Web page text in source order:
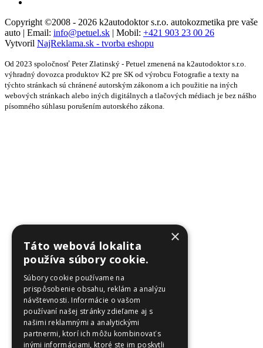
Copyright ©2008 - 2026 k2autodoktor s.r.o. autokozmetika pre vaše
auto | Email: info@petuel.sk | Mobil: +421 903 23 00 26
Vytvoril NajReklama.sk - tvorba eshopu
Od 2023 spoločnosť Peter Zlatinský - Petuel zmenená na k2autodoktor s.r.o.
výhradný dovozca produktov K2 pre SK od výrobcu Fotografie a texty na
týchto stránkach sú chránené autorským zákonom a ich použitie na iných
webových stránkach alebo iných digitálnych a tlačových médiach je bez nášho
písomného súhlasu porušením autorského zákona.
×
Táto webová lokalita
používa súbory cookie.
Súbory cookie používame na
prispôsobenie obsahu, reklám a analýzu
návštevnosti. Informácie o vašom
používaní našej stránky zdieľame aj s
našimi reklamnými a analytickými
partnermi, ktorí ich môžu kombinovať s
inými informáciami, ktoré ste im poskytli